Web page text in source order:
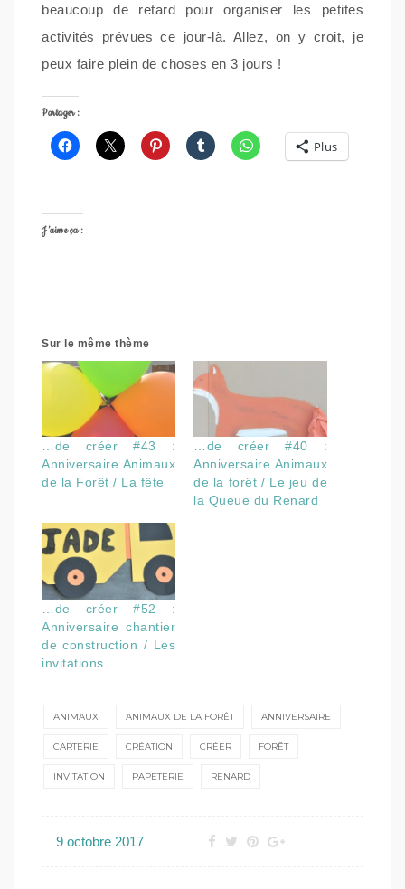
beaucoup de retard pour organiser les petites
activités prévues ce jour-là. Allez, on y croit, je
peux faire plein de choses en 3 jours !
Partager :
Plus
J’aime ça :
Sur le même thème
…de créer #43 :
Anniversaire Animaux
de la Forêt / La fête
…de créer #40 :
Anniversaire Animaux
de la forêt / Le jeu de
la Queue du Renard
…de créer #52 :
Anniversaire chantier
de construction / Les
invitations
ANIMAUX ANIMAUX DE LA FORÊT ANNIVERSAIRE
CARTERIE CRÉATION CRÉER FORÊT
INVITATION PAPETERIE RENARD
9 octobre 2017